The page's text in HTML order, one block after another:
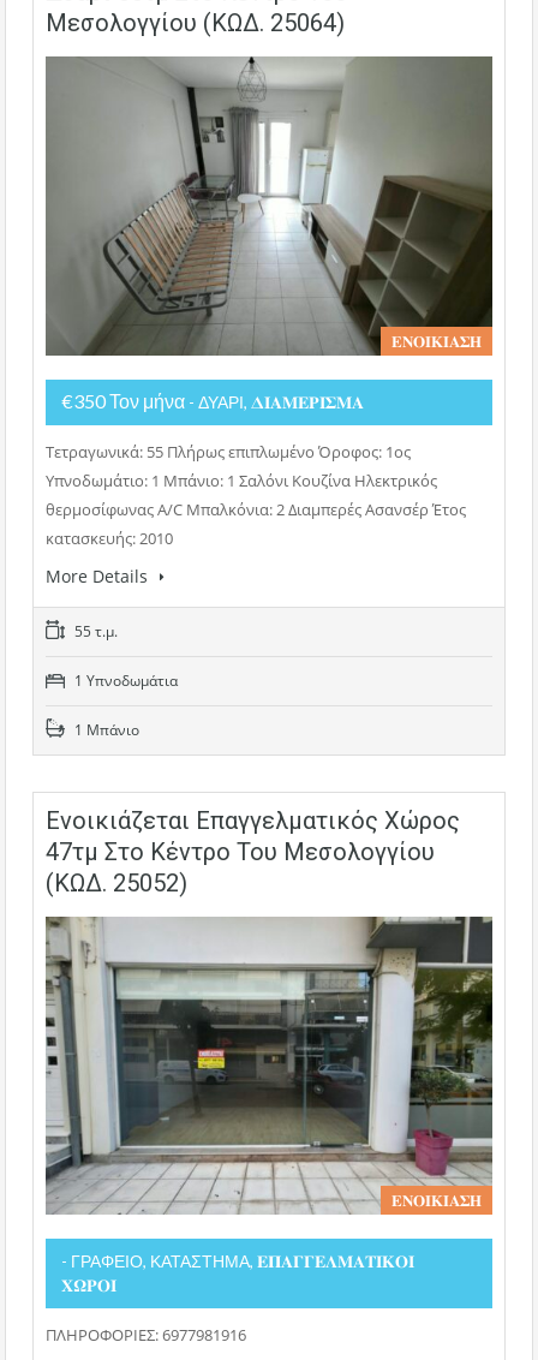
Μεσολογγίου (ΚΩΔ. 25064)
𝚬𝚴𝚶𝚰𝚱𝚰𝚨𝚺𝚮
€350 Τον μήνα - ΔΥΑΡΙ, 𝚫𝚰𝚨𝚳𝚬𝚸𝚰𝚺𝚳𝚨
Τετραγωνικά: 55 Πλήρως επιπλωμένο Όροφος: 1ος
Υπνοδωμάτιο: 1 Μπάνιο: 1 Σαλόνι Κουζίνα Ηλεκτρικός
θερμοσίφωνας A/C Μπαλκόνια: 2 Διαμπερές Ασανσέρ Έτος
κατασκευής: 2010
More Details
55 τ.μ.
1 Υπνοδωμάτια
1 Μπάνιο
Ενοικιάζεται Επαγγελματικός Χώρος
47τμ Στο Κέντρο Του Μεσολογγίου
(ΚΩΔ. 25052)
𝚬𝚴𝚶𝚰𝚱𝚰𝚨𝚺𝚮
- ΓΡΑΦΕΙΟ, ΚΑΤΑΣΤΗΜΑ, 𝚬𝚷𝚨𝚪𝚪𝚬𝚲𝚳𝚨𝚻𝚰𝚱𝚶𝚰
𝚾𝛀𝚸𝚶𝚰
ΠΛΗΡΟΦΟΡΙΕΣ: 6977981916